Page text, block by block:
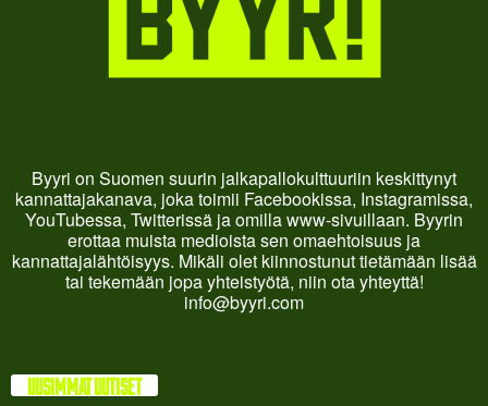
Byyri on Suomen suurin jalkapallokulttuuriin keskittynyt
kannattajakanava, joka toimii Facebookissa, Instagramissa,
YouTubessa, Twitterissä ja omilla www-sivuillaan. Byyrin
erottaa muista medioista sen omaehtoisuus ja
kannattajalähtöisyys. Mikäli olet kiinnostunut tietämään lisää
tai tekemään jopa yhteistyötä, niin ota yhteyttä!
info@byyri.com
UUSIMMAT UUTISET